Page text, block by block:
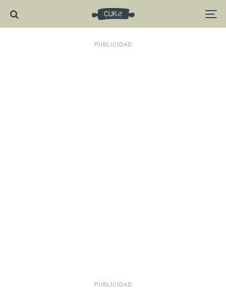
PUBLICIDAD
PUBLICIDAD